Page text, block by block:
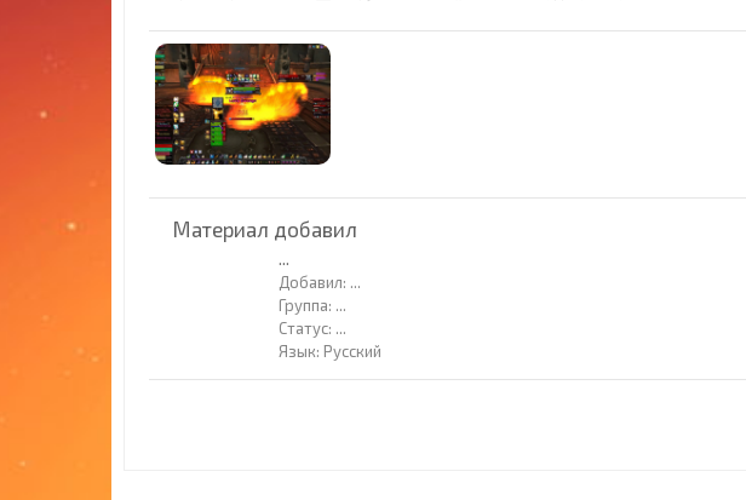
Материал добавил
...
Добавил: ...
Группа: ...
Статус: ...
Язык: Русский